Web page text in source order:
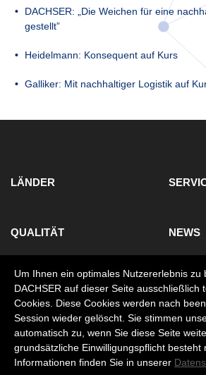
DACHSER: „Die Weichen für eine
gestellt”
Heidelmann: Konsequent auf Kurs
Galliker: Mit nachhaltiger Logistik auf
LÄNDER
QUALITÄT NEWS
SERVICE KONTAKT
Impressum
Um Ihnen ein optimales Nutzererlebnis zu
DACHSER auf dieser Seite ausschließlich
Cookies. Diese Cookies werden nach
Session wieder gelöscht. Sie stimmen
automatisch zu, wenn Sie diese Seite
grundsätzliche Einwilligungspflicht besteht
Informationen finden Sie in unserer